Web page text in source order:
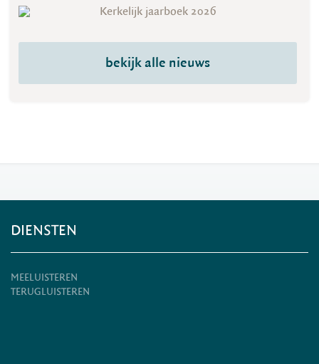
Kerkelijk jaarboek 2026
bekijk alle nieuws
DIENSTEN
MEELUISTEREN
TERUGLUISTEREN